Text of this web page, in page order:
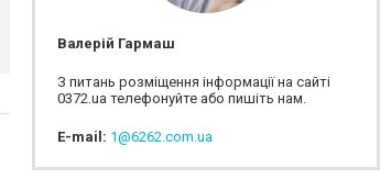
Валерій Гармаш
З питань розміщення інформації на сайті
0372.ua телефонуйте або пишіть нам.
E-mail: 1@6262.com.ua